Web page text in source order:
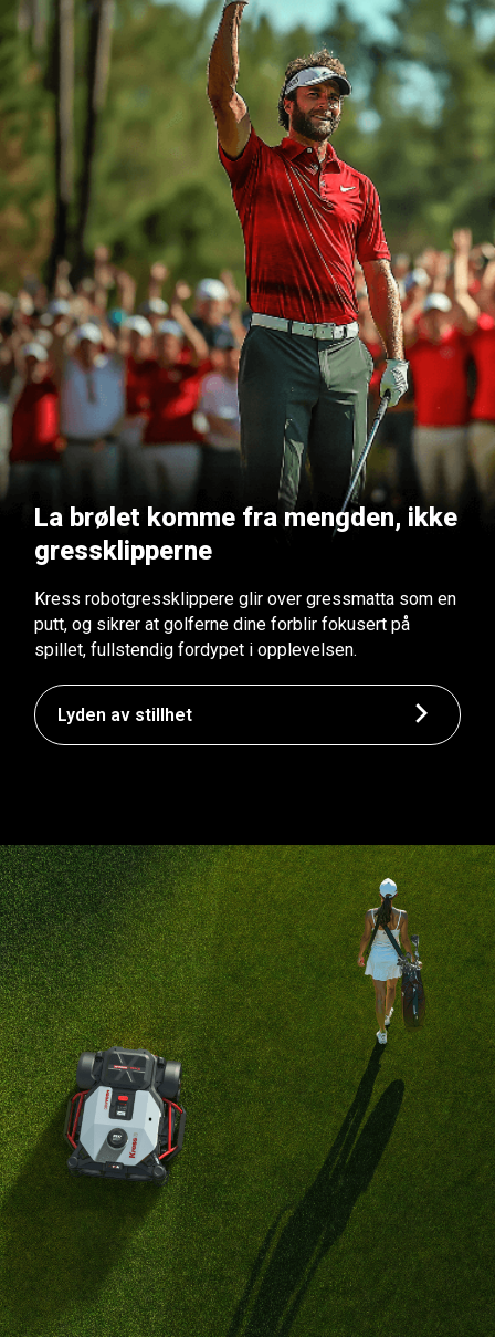
La brølet komme fra mengden, ikke
gressklipperne
Kress robotgressklippere glir over gressmatta som en
putt, og sikrer at golferne dine forblir fokusert på
spillet, fullstendig fordypet i opplevelsen.
Lyden av stillhet